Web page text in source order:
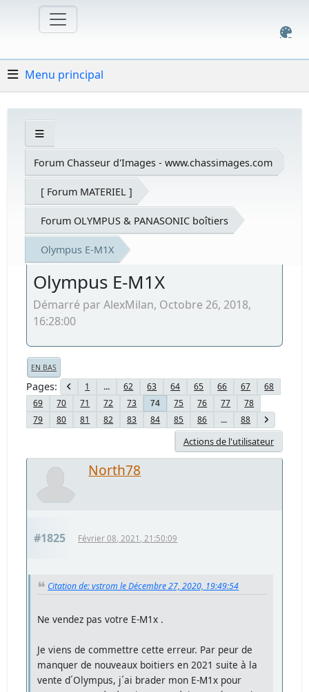
Menu principal
Forum Chasseur d'Images - www.chassimages.com
[ Forum MATERIEL ]
Forum OLYMPUS & PANASONIC boîtiers
Olympus E-M1X
Olympus E-M1X
Démarré par AlexMilan, Octobre 26, 2018,
16:28:00
EN BAS
Pages 1 ... 62 63 64 65 66 67
68
69
70 71 72 73 74 75 76 77
78
79
80 81 82 83 84 85 86 ... 88
Actions de l'utilisateur
North78
#1825 Février 08, 2021, 21:50:09
Citation de: vstrom le Décembre 27, 2020, 19:49:54
Ne vendez pas votre E-M1x .
Je viens de commettre cette erreur. Par peur de
manquer de nouveaux boitiers en 2021 suite à la
vente d´Olympus, j´ai brader mon E-M1x pour